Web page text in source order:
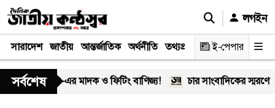
লগইন
সারাদেশ জাতীয় আন্তর্জাতিক অর্থনীতি তথ্যপ্রযুক্তি স্বাস্থ্য আইন-
ই-পেপার
সর্বশেষ
গং’-এর মাদক ও ফিটিং বাণিজ্য! চার সাংবাদিকের স্মরণে